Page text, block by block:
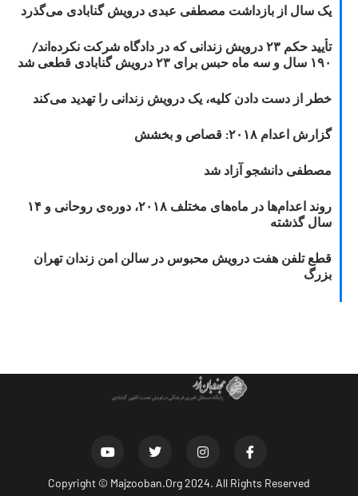
یک سال از بازداشت مصطفی عبدی درویش گنابادی می‌گذرد
تأیید حکم ۲۳ درویش زندانی که در دادگاه شرکت نکرده‌اند/
۱۹۰ سال و سه ماه حبس برای ۲۳ درویش گنابادی قطعی شد
خطر از دست دادن کلیه، یک درویش زندانی را تهدید می‌کند
گزارش اعدام ۲۰۱۸: قصاص و بخشش
مصطفی دانشجو آزاد شد
روند اعدام‌ها در ماه‌های مختلف ۲۰۱۸، دوره‌ی روحانی و ۱۴
سال گذشته
قطع تلفن هفت درویش محبوس در سالن امن زندان تهران
بزرگ
Copyright © Majzooban.Org2024. All Rights Reserved